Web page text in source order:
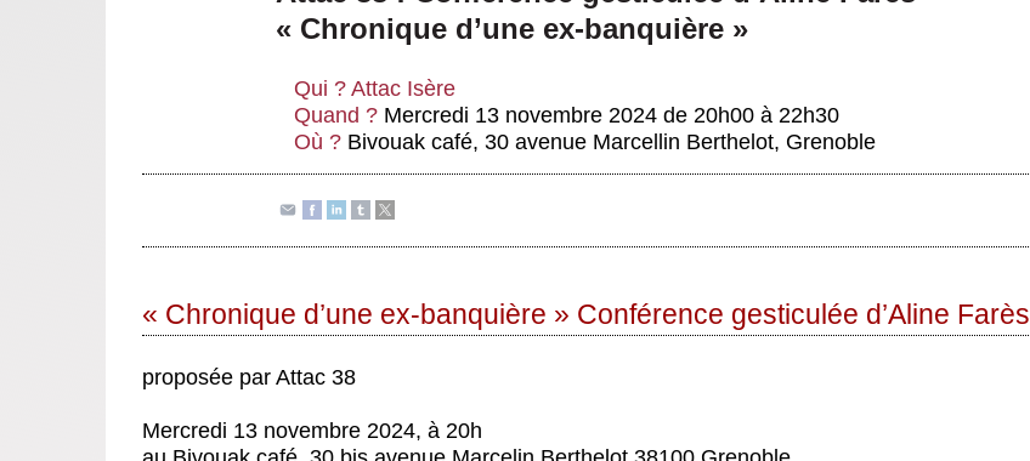
« Chronique d’une ex-banquière »
Qui ? Attac Isère
Quand ? Mercredi 13 novembre 2024 de 20h00 à 22h30
Où ? Bivouak café, 30 avenue Marcellin Berthelot, Grenoble
« Chronique d’une ex-banquière » Conférence gesticulée d’Aline Farès
proposée par Attac 38
Mercredi 13 novembre 2024, à 20h